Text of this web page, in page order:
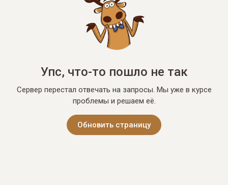
Упс, что-то пошло не так
Сервер перестал отвечать на запросы. Мы уже в курсе
проблемы и решаем её.
Обновить страницу